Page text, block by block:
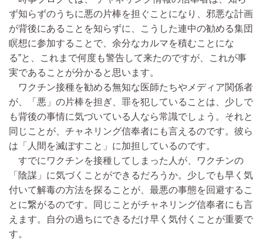
ず知らずのうちに悪の片棒を担ぐことになり、邪悪な計画
が背後にあることを知らずに、こうした連中の勧める集団
瞑想に参加することで、余分なカルマを積むことにな
る”と、これまで何度も警告して来たのですが、これが事
実であることが分かると思います。
ワクチン接種を勧める無知な医師たちやメディア関係者
が、「悪」の片棒を担ぎ、罪を犯していることは、少しで
も背後の事情に気づいている人なら常識でしょう。それと
同じことが、チャネリング信奉者にも言えるのです。彼ら
は「人間を滅ぼすこと」に加担しているのです。
すでにワクチンを接種してしまった人が、ワクチンの
「陰謀」に気づくことができるだろうか。少しでも早く気
付いて解毒の方法を探ることが、最悪の事態を回避するこ
とに繋がるのです。同じことがチャネリング信奉者にも言
えます。自分の過ちにできるだけ早く気付くことが重要で
す。